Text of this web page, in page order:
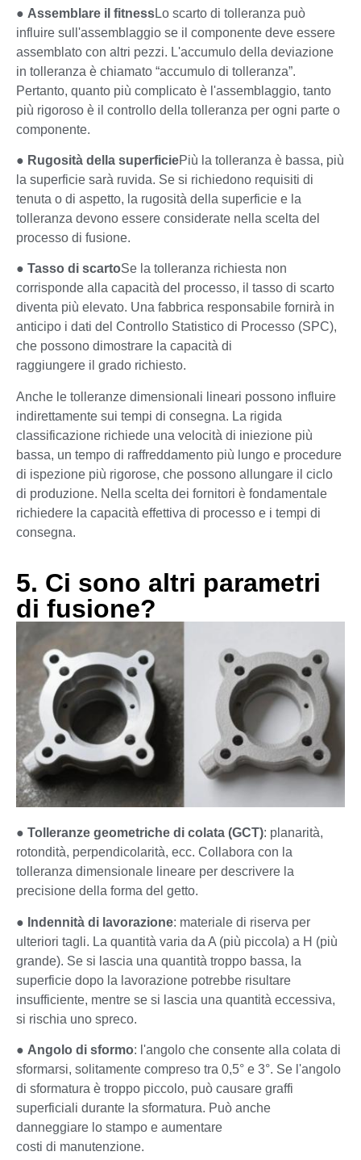
● Assemblare il fitnessLo scarto di tolleranza può
influire sull'assemblaggio se il componente deve essere
assemblato con altri pezzi. L'accumulo della deviazione
in tolleranza è chiamato “accumulo di tolleranza”.
Pertanto, quanto più complicato è l'assemblaggio, tanto
più rigoroso è il controllo della tolleranza per ogni parte o
componente.
● Rugosità della superficiePiù la tolleranza è bassa, più
la superficie sarà ruvida. Se si richiedono requisiti di
tenuta o di aspetto, la rugosità della superficie e la
tolleranza devono essere considerate nella scelta del
processo di fusione.
● Tasso di scartoSe la tolleranza richiesta non
corrisponde alla capacità del processo, il tasso di scarto
diventa più elevato. Una fabbrica responsabile fornirà in
anticipo i dati del Controllo Statistico di Processo (SPC),
che possono dimostrare la capacità di
raggiungere il grado richiesto.
Anche le tolleranze dimensionali lineari possono influire
indirettamente sui tempi di consegna. La rigida
classificazione richiede una velocità di iniezione più
bassa, un tempo di raffreddamento più lungo e procedure
di ispezione più rigorose, che possono allungare il ciclo
di produzione. Nella scelta dei fornitori è fondamentale
richiedere la capacità effettiva di processo e i tempi di
consegna.
5. Ci sono altri parametri
di fusione?
● Tolleranze geometriche di colata (GCT): planarità,
rotondità, perpendicolarità, ecc. Collabora con la
tolleranza dimensionale lineare per descrivere la
precisione della forma del getto.
● Indennità di lavorazione: materiale di riserva per
ulteriori tagli. La quantità varia da A (più piccola) a H (più
grande). Se si lascia una quantità troppo bassa, la
superficie dopo la lavorazione potrebbe risultare
insufficiente, mentre se si lascia una quantità eccessiva,
si rischia uno spreco.
● Angolo di sformo: l'angolo che consente alla colata di
sformarsi, solitamente compreso tra 0,5° e 3°. Se l'angolo
di sformatura è troppo piccolo, può causare graffi
superficiali durante la sformatura. Può anche
danneggiare lo stampo e aumentare
costi di manutenzione.